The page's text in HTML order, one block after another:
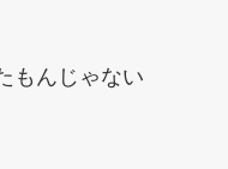
もんじゃない